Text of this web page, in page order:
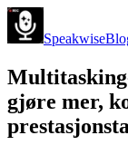
Speakwise
gjøre mer,